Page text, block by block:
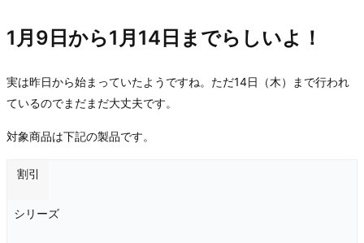
1月9日から1月14日までらしいよ！
実は昨日から始まっていたようですね。ただ14日（木）まで行われ
ているのでまだまだ大丈夫です。
対象商品は下記の製品です。
割引
シリーズ